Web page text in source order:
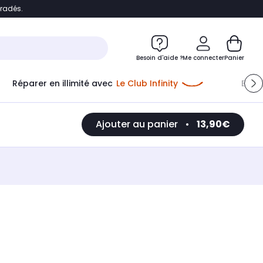
Accéder directement au chatbot
Besoin d'aide ?Me connecter
Me connecter
Nouveau clientCréer mon compte
ou me connecter avec
Panier
Réparer en illimité avec Le Club Infinity
Ajouter au panier • 13,90€